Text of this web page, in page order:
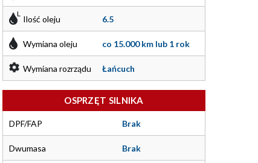
Ilość oleju 6.5
Wymiana oleju co 15.000 km lub 1 rok
Wymiana rozrządu Łańcuch
OSPRZĘT SILNIKA
DPF/FAP Brak
Dwumasa Brak